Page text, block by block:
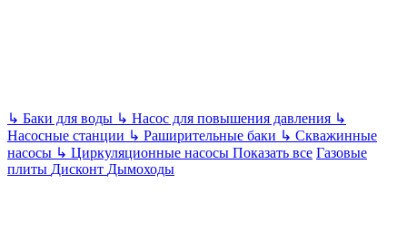
↳ Баки для воды ↳ Насос для повышения давления ↳
Насосные станции ↳ Раширительные баки ↳ Скважинные
насосы ↳ Циркуляционные насосы Показать все Газовые
плиты Дисконт Дымоходы